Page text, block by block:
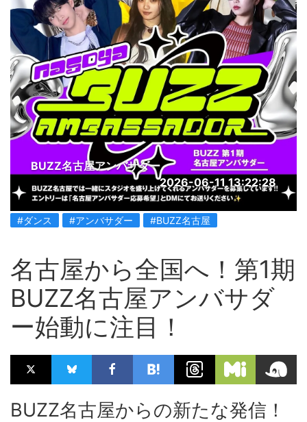
BUZZ名古屋アンバサダー
2026-06-11 13:22:28
#ダンス #アンバサダー #BUZZ名古屋
名古屋から全国へ！第1期
BUZZ名古屋アンバサダ
ー始動に注目！
BUZZ名古屋からの新たな発信！